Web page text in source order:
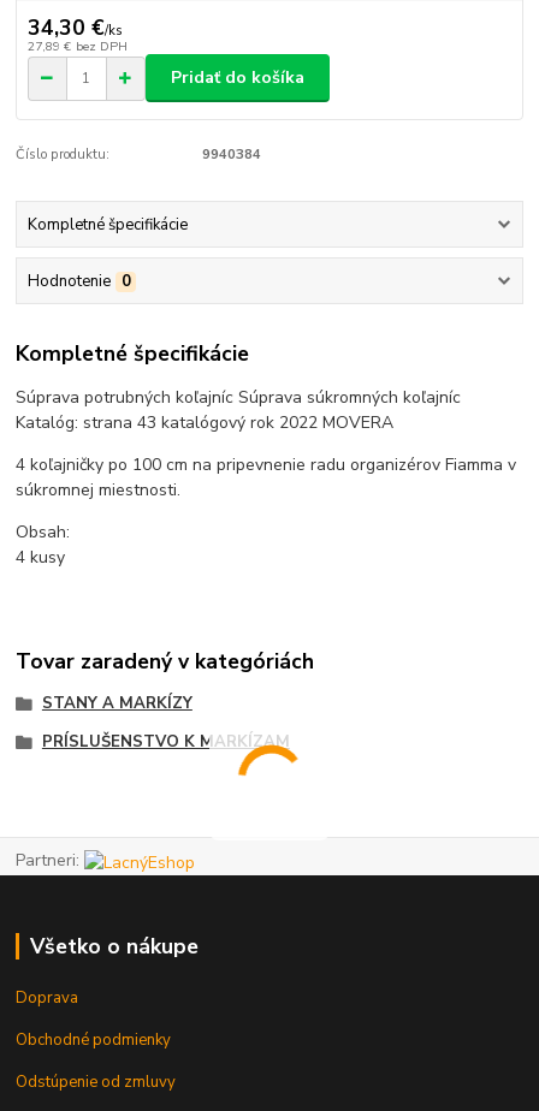
34,30 €/ks
27,89 € bez DPH
Pridať do košíka
Číslo produktu: 9940384
Kompletné špecifikácie
Hodnotenie 0
Kompletné špecifikácie
Súprava potrubných koľajníc Súprava súkromných koľajníc
Katalóg: strana 43 katalógový rok 2022 MOVERA
4 koľajničky po 100 cm na pripevnenie radu organizérov Fiamma v
súkromnej miestnosti.
Obsah:
4 kusy
Tovar zaradený v kategóriách
STANY A MARKÍZY
PRÍSLUŠENSTVO K MARKÍZAM
Partneri:
Všetko o nákupe
Doprava
Obchodné podmienky
Odstúpenie od zmluvy